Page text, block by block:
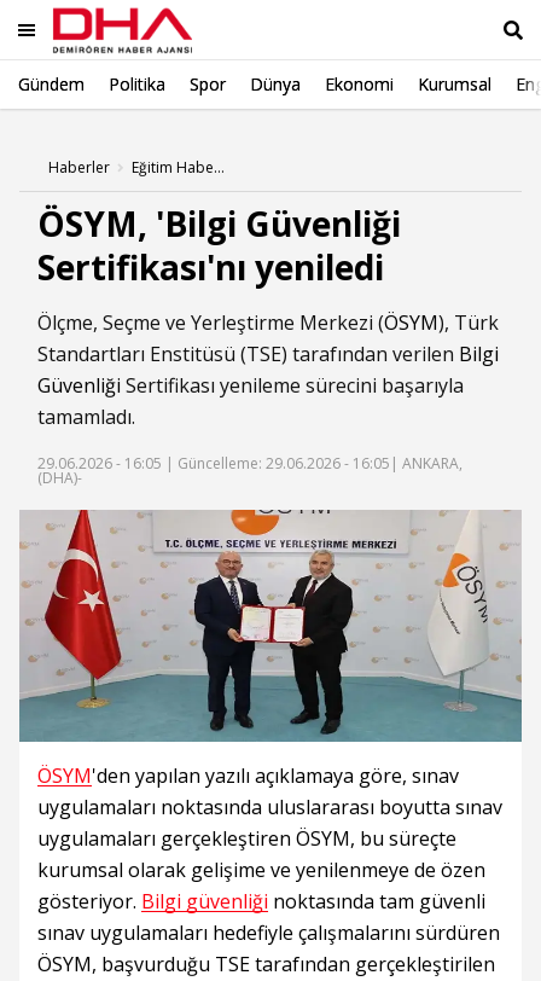
Gündem Politika Spor Dünya Ekonomi Kurumsal
Haberler Eğitim Haberleri
ÖSYM, 'Bilgi Güvenliği
Sertifikası'nı yeniledi
Ölçme, Seçme ve Yerleştirme Merkezi (ÖSYM), Türk
Standartları Enstitüsü (TSE) tarafından verilen Bilgi
Güvenliği Sertifikası yenileme sürecini başarıyla
tamamladı.
29.06.2026 - 16:05 | Güncelleme: 29.06.2026 - 16:05 | ANKARA,
(DHA)-
ÖSYM'den yapılan yazılı açıklamaya göre, sınav
uygulamaları noktasında uluslararası boyutta sınav
uygulamaları gerçekleştiren ÖSYM, bu süreçte
kurumsal olarak gelişime ve yenilenmeye de özen
gösteriyor. Bilgi güvenliği noktasında tam güvenli
sınav uygulamaları hedefiyle çalışmalarını sürdüren
ÖSYM, başvurduğu TSE tarafından gerçekleştirilen